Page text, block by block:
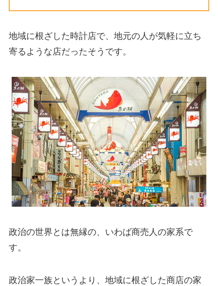
地域に根ざした時計店で、地元の人が気軽に立ち
寄るような店だったそうです。
政治の世界とは無縁の、いわば商売人の家系で
す。
政治家一族というより、地域に根ざした商店の家